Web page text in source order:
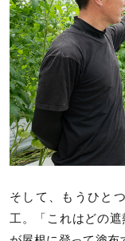
そして、もうひと
工。「これはどの